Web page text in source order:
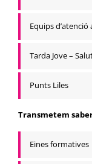
Equips d’atenció
Tarda Jove –
Punts Liles
Transmetem
Eines formatives